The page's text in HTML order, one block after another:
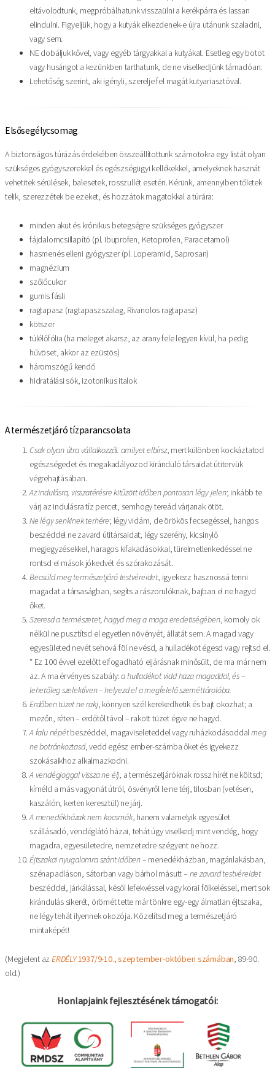
eltávolodtunk, megpróbálhatunk visszaülni a kerékpárra és lassan
elindulni. Figyeljük, hogy a kutyák elkezdenek-e újra utánunk szaladni,
vagy sem.
NE dobáljuk kővel, vagy egyéb tárgyakkal a kutyákat. Esetleg egy botot
vagy husángot a kezünkben tarthatunk, de ne viselkedjünk támadóan.
Lehetőség szerint, aki igényli, szerelje fel magát kutyariasztóval.
Elsősegélycsomag
A biztonságos túrázás érdekében összeállítottunk számotokra egy listát olyan
szükséges gyógyszerekkel és egészségügyi kellékekkel, amelyeknek hasznát
vehetitek sérülések, balesetek, rosszullét esetén. Kérünk, amennyiben tőletek
telik, szerezzétek be ezeket, és hozzátok magatokkal a túrára:
minden akut és krónikus betegségre szükséges gyógyszer
fájdalomcsillapító (pl. Ibuprofen, Ketoprofen, Paracetamol)
hasmenés elleni gyógyszer (pl. Loperamid, Saprosan)
magnézium
szőlőcukor
gumis fásli
ragtapasz (ragtapaszszalag, Rivanolos ragtapasz)
kötszer
túlélőfólia (ha meleget akarsz, az arany fele legyen kívül, ha pedig
hűvöset, akkor az ezüstös)
háromszögű kendő
hidratálási sók, izotonikus italok
A természetjáró tízparancsolata
Csak olyan útra vállalkozzál. amilyet elbírsz, mert különben kockáztatod
egészségedet és megakadályozod kiránduló társaidat útitervük
végrehajtásában.
Az indulásra, visszatérésre kitűzött időben pontosan légy jelen; inkább te
várj az indulásra tíz percet, semhogy tereád várjanak ötöt.
Ne légy senkinek terhére; légy vidám, de örökös fecsegéssel, hangos
beszéddel ne zavard útitársaidat; légy szerény, kicsinylő
megjegyzésekkel, haragos kifakadásokkal, türelmetlenkedéssel ne
rontsd el mások jókedvét és szórakozását.
Becsüld meg természetjáró testvéreidet, igyekezz hasznossá tenni
magadat a társaságban, segíts a rászorulóknak, bajban el ne hagyd
őket.
Szeresd a természetet, hagyd meg a maga eredetiségében, komoly ok
nélkül ne pusztítsd el egyetlen növényét, állatát sem. A magad vagy
egyesületed nevét sehová föl ne vésd, a hulladékot égesd vagy rejtsd el.
* Ez 100 évvel ezelőtt elfogadható eljárásnak minősült, de ma már nem
az. A ma érvényes szabály:a hulladékot vidd haza magaddal, és –
lehetőleg szelektíven – helyezd el a megfelelő szeméttárolóba.
Erdőben tüzet ne rakj, könnyen szél kerekedhetik és bajt okozhat; a
mezőn, réten – erdőtől távol – rakott tüzet égve ne hagyd.
A falu népétbeszéddel, magaviseleteddel vagy ruházkodásoddalmeg
ne botránkoztasd, vedd egész ember-számba őket és igyekezz
szokásaikhoz alkalmazkodni.
A vendégjoggal vissza ne élj, a természetjáróknak rossz hírét ne költsd;
kíméld a más vagyonát útról, ösvényről le ne térj, tilosban (vetésen,
kaszálón, kerten keresztül) ne járj.
A menedékházak nem kocsmák, hanem valamelyik egyesület
szállásadó, vendéglátó házai, tehát úgy viselkedj mint vendég, hogy
magadra, egyesületedre, nemzetedre szégyent ne hozz.
Éjtszakai nyugalomra szánt időben– menedékházban, magánlakásban,
szénapadláson, sátorban vagy bárhol másutt – ne zavard testvéreidet
beszéddel, járkálással, késői lefekvéssel vagy korai fölkeléssel, mert sok
kirándulás sikerét, örömét tette már tönkre egy-egy álmatlan éjtszaka,
ne légy tehát ilyennek okozója. Közelítsd meg a természetjáró
mintaképét!
(Megjelent azERDÉLY1937/9-10., szeptember-októberi számában, 89-90.
old.)
Honlapjaink fejlesztésének támogatói: